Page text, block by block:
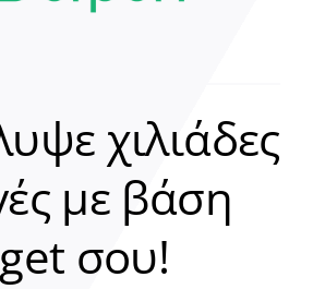
χιλιάδες
με βάση
σου!